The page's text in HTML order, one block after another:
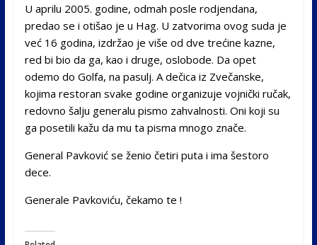
U aprilu 2005. godine, odmah posle rodjendana,
predao se i otišao je u Hag. U zatvorima ovog suda je
već 16 godina, izdržao je više od dve trećine kazne,
red bi bio da ga, kao i druge, oslobode. Da opet
odemo do Golfa, na pasulj. A dečica iz Zvečanske,
kojima restoran svake godine organizuje vojnički ručak,
redovno šalju generalu pismo zahvalnosti. Oni koji su
ga posetili kažu da mu ta pisma mnogo znače.
General Pavković se ženio četiri puta i ima šestoro
dece.
Generale Pavkoviću, čekamo te !